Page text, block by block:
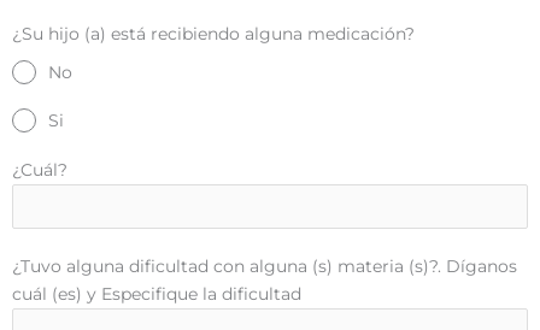
¿Su hijo (a) está recibiendo alguna medicación?
No
Si
¿Cuál?
¿Tuvo alguna dificultad con alguna (s) materia (s)?. Díganos
cuál (es) y Especifique la dificultad